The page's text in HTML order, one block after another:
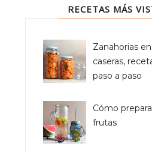
RECETAS MÁS
Zanahorias
caseras,
paso a paso
Cómo
frutas